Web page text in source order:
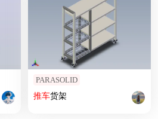
PARASOLID
推车货架